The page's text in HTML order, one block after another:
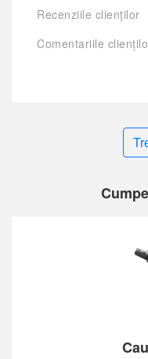
Recenziile clienților
Comentariile